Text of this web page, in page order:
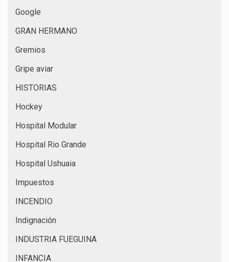
Google
GRAN HERMANO
Gremios
Gripe aviar
HISTORIAS
Hockey
Hospital Modular
Hospital Rio Grande
Hospital Ushuaia
Impuestos
INCENDIO
Indignación
INDUSTRIA FUEGUINA
INFANCIA